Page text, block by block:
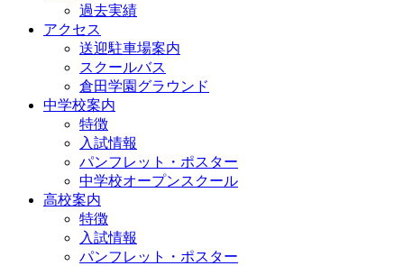
過去実績
アクセス
送迎駐車場案内
スクールバス
倉田学園グラウンド
中学校案内
特徴
入試情報
パンフレット・ポスター
中学校オープンスクール
高校案内
特徴
入試情報
パンフレット・ポスター